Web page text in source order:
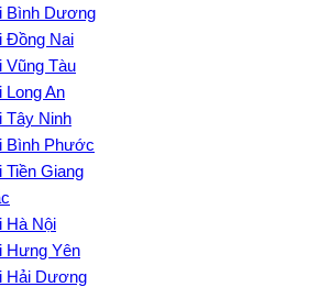
Bình Dương
Đồng Nai
Vũng Tàu
Long An
Tây Ninh
Bình Phước
Tiền Giang
Hà Nội
Hưng Yên
Hải Dương